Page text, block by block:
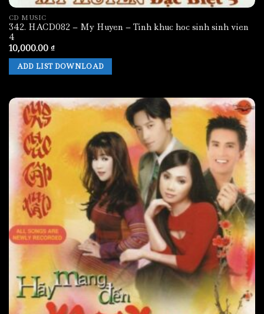
CD MUSIC
342. HACD082 – My Huyen – Tinh khuc hoc sinh sinh vien
4
10,000.00 ₫
ADD LIST DOWNLOAD